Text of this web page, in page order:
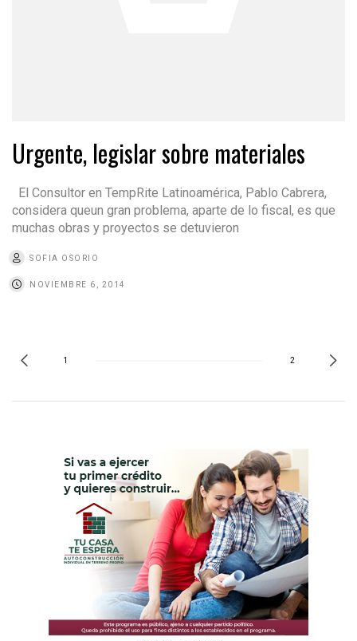
Urgente, legislar sobre materiales
El Consultor en TempRite Latinoamérica, Pablo Cabrera,
considera queun gran problema, aparte de lo fiscal, es que
muchas obras y proyectos se detuvieron
SOFIA OSORIO
NOVIEMBRE 6, 2014
1 2